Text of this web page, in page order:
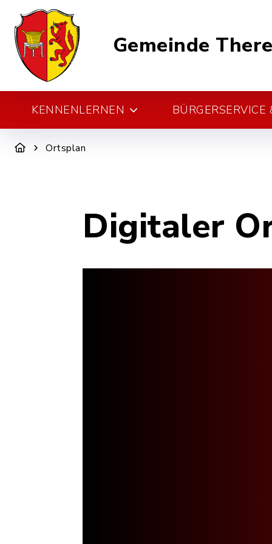
Gemeinde
KENNENLERNEN
Ortsplan
Digitaler